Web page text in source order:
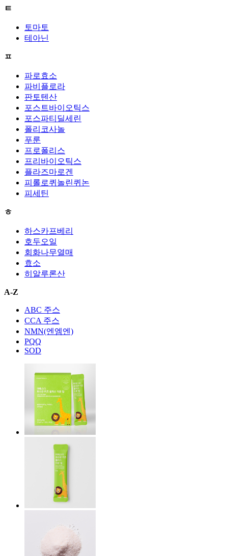
ㅌ
토마토
테아닌
ㅍ
파로효소
파비플로라
판토텐산
포스트바이오틱스
포스파티딜세린
폴리코사놀
푸룬
프로폴리스
프리바이오틱스
플라즈마로겐
피롤로퀴놀린퀴논
피세틴
ㅎ
하스카프베리
호두오일
회화나무열매
효소
히알루론산
A-Z
ABC 주스
CCA 주스
NMN(엔엠엔)
PQQ
SOD